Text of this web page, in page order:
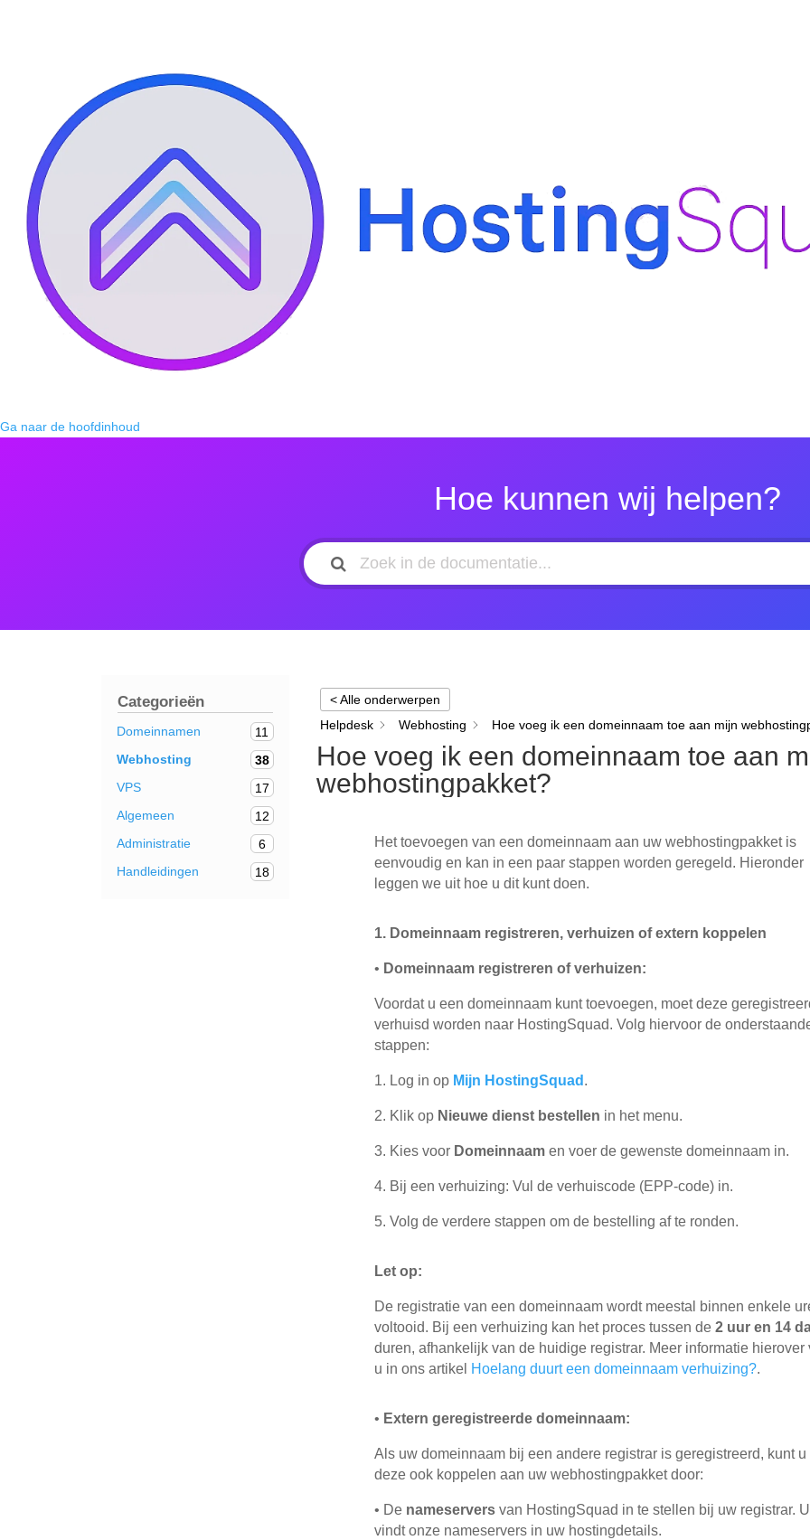
Ga naar de hoofdinhoud
Hoe kunnen wij helpen?
Categorieën
Domeinnamen
11
Webhosting
38
VPS
17
Algemeen
12
Administratie
6
Handleidingen
18
< Alle onderwerpen
Helpdesk
Webhosting Hoe voeg ik een domeinnaam toe aan mijn
Hoe voeg ik een domeinnaam toe aan
webhostingpakket?
Het toevoegen van een domeinnaam aan uw webhostingpakket is
eenvoudig en kan in een paar stappen worden geregeld. Hieronder
leggen we uit hoe u dit kunt doen.
1. Domeinnaam registreren, verhuizen of extern koppelen
• Domeinnaam registreren of verhuizen:
Voordat u een domeinnaam kunt toevoegen, moet deze
verhuisd worden naar HostingSquad. Volg hiervoor de
stappen:
1. Log in op Mijn HostingSquad .
2. Klik op Nieuwe dienst bestellen in het menu.
3. Kies voor Domeinnaam en voer de gewenste domeinnaam in.
4. Bij een verhuizing: Vul de verhuiscode (EPP-code) in.
5. Volg de verdere stappen om de bestelling af te ronden.
Let op:
De registratie van een domeinnaam wordt meestal binnen enkele
voltooid. Bij een verhuizing kan het proces tussen de2 uur en 14
duren, afhankelijk van de huidige registrar. Meer informatie hierover
u in ons artikel Hoelang duurt een domeinnaam verhuizing?.
• Extern geregistreerde domeinnaam:
Als uw domeinnaam bij een andere registrar is geregistreerd, kunt u
deze ook koppelen aan uw webhostingpakket door:
• De nameservers van HostingSquad in te stellen bij uw registrar. U
vindt onze nameservers in uw hostingdetails.